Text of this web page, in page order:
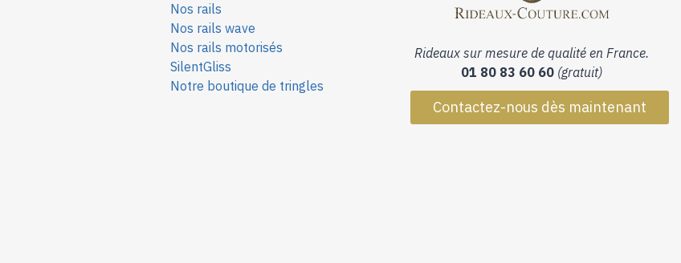
Nos rails
Nos rails wave
Nos rails motorisés
SilentGliss
Notre boutique de tringles
Rideaux sur mesure de qualité en France.
01 80 83 60 60 (gratuit)
Contactez-nous dès maintenant